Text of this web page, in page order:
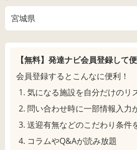
宮城県
【無料】発達ナビ会員登録して
会員登録するとこんなに便利！
気になる施設を自分だけのリ
問い合わせ時に一部情報入力
送迎有無などのこだわり条件
コラムやQ&Aが読み放題